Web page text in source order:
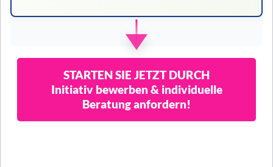
STARTEN SIE JETZT DURCH
Initiativ bewerben & individuelle
Beratung anfordern!